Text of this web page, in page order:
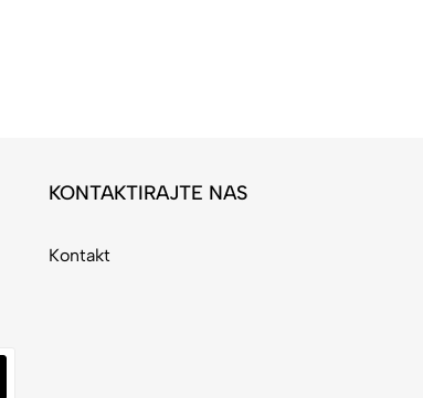
KONTAKTIRAJTE NAS
Kontakt